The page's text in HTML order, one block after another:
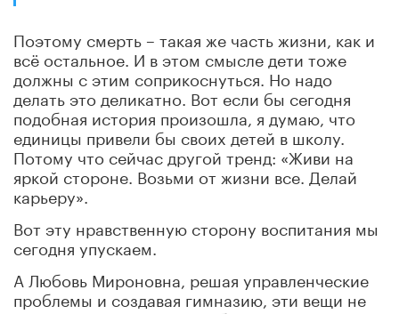
Поэтому смерть – такая же часть жизни, как и
всё остальное. И в этом смысле дети тоже
должны с этим соприкоснуться. Но надо
делать это деликатно. Вот если бы сегодня
подобная история произошла, я думаю, что
единицы привели бы своих детей в школу.
Потому что сейчас другой тренд: «Живи на
яркой стороне. Возьми от жизни все. Делай
карьеру».
Вот эту нравственную сторону воспитания мы
сегодня упускаем.
А Любовь Мироновна, решая управленческие
проблемы и создавая гимназию, эти вещи не